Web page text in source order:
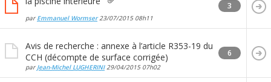
par Emmanuel Wormser23/07/2015 08h11
3
Avis de recherche : annexe à l’article R353-19 du
CCH (décompte de surface corrigée)
par Jean-Michel LUGHERINI29/04/2015 07h02
6